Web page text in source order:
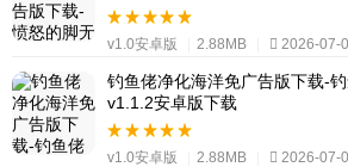
v1.0安卓版 2.88MB 2026-07-
钓鱼佬净化海洋免广告版下载-
v1.1.2安卓版下载
v1.0安卓版 2.88MB 2026-07-